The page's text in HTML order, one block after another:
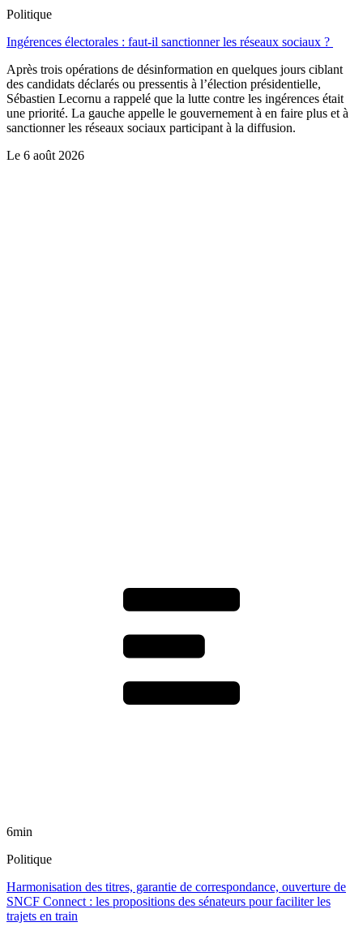
Politique
Ingérences électorales : faut-il sanctionner les réseaux sociaux ?
Après trois opérations de désinformation en quelques jours ciblant
des candidats déclarés ou pressentis à l’élection présidentielle,
Sébastien Lecornu a rappelé que la lutte contre les ingérences était
une priorité. La gauche appelle le gouvernement à en faire plus et à
sanctionner les réseaux sociaux participant à la diffusion.
Le 6 août 2026
6min
Politique
Harmonisation des titres, garantie de correspondance, ouverture de
SNCF Connect : les propositions des sénateurs pour faciliter les
trajets en train